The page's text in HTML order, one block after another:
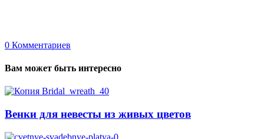
0 Комментариев
Вам может быть интересно
Венки для невесты из живых цветов